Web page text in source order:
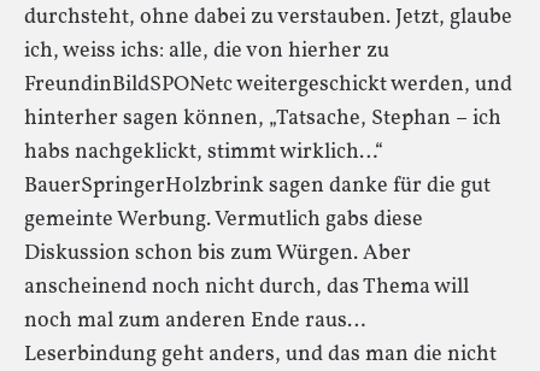
durchsteht, ohne dabei zu verstauben. Jetzt, glaube
ich, weiss ichs: alle, die von hierher zu
FreundinBildSPONetc weitergeschickt werden, und
hinterher sagen können, „Tatsache, Stephan – ich
habs nachgeklickt, stimmt wirklich…“
BauerSpringerHolzbrink sagen danke für die gut
gemeinte Werbung. Vermutlich gabs diese
Diskussion schon bis zum Würgen. Aber
anscheinend noch nicht durch, das Thema will
noch mal zum anderen Ende raus…
Leserbindung geht anders, und das man die nicht